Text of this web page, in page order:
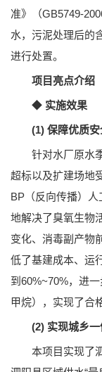
准》（GB5749-
水，污泥处理后的
进行处置。
项目亮点介绍
◆ 实施效果
(1) 保障优质
针对水厂原水季
超标以及扩建场地
BP（反向传播）
地解决了臭氧生物
变化、消毒副产物
低了基建成本、运
到60%~70%，进
甲烷），实现了合
(2) 实现城乡
本项目实现了泗